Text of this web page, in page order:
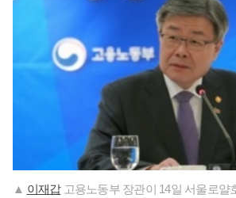
▲ 이재갑고용노동부 장관이 14일 서울로얄